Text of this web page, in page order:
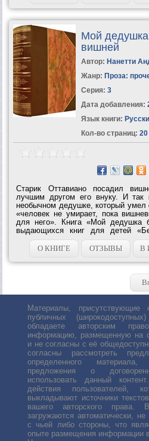
Мой
вишней
Автор: Нанетти
Жанр: Проза:
Серия: 3
Дата добавления:
Язык книги:
Кол-во страниц: 20
Старик Оттавиано посадил
лучшим другом его внуку. И так
необычном дедушке, который умел
«человек не умирает, пока
для него». Книга «Мой дедушка
выдающихся книг для детей
Международной мюнхенской
отмечена премиями в Италии,...
О КНИГЕ ОТЗЫВЫ В
Материалы,
публичных
обладаете авторским
информацию, размещенную на
и не согласны с её
согласны рассмотреть
определенного
предложения о
использовать данный
действия пользователей,
выкладывают источники
вашего авторского
загружаются автоматически,
с чьей либо стороны, что
опыте размещения информации в